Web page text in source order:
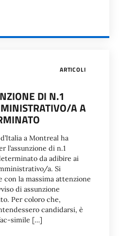
ARTICOLI
DI N.1
A A
a Montreal ha
l’assunzione di n.1
da adibire ai
a. Si
con la massima attenzione
di assunzione
Per coloro che,
candidarsi, è
simile […]